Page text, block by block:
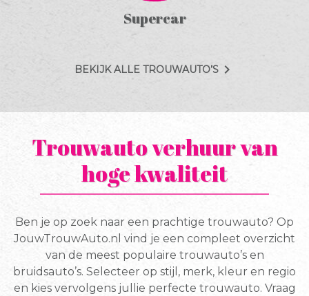
Supercar
BEKIJK ALLE TROUWAUTO’Schevron_right
Trouwauto verhuur van
hoge kwaliteit
Ben je op zoek naar een prachtige trouwauto? Op
JouwTrouwAuto.nl vind je een compleet overzicht
van de meest populaire trouwauto’s en
bruidsauto’s. Selecteer op stijl, merk, kleur en regio
en kies vervolgens jullie perfecte trouwauto. Vraag